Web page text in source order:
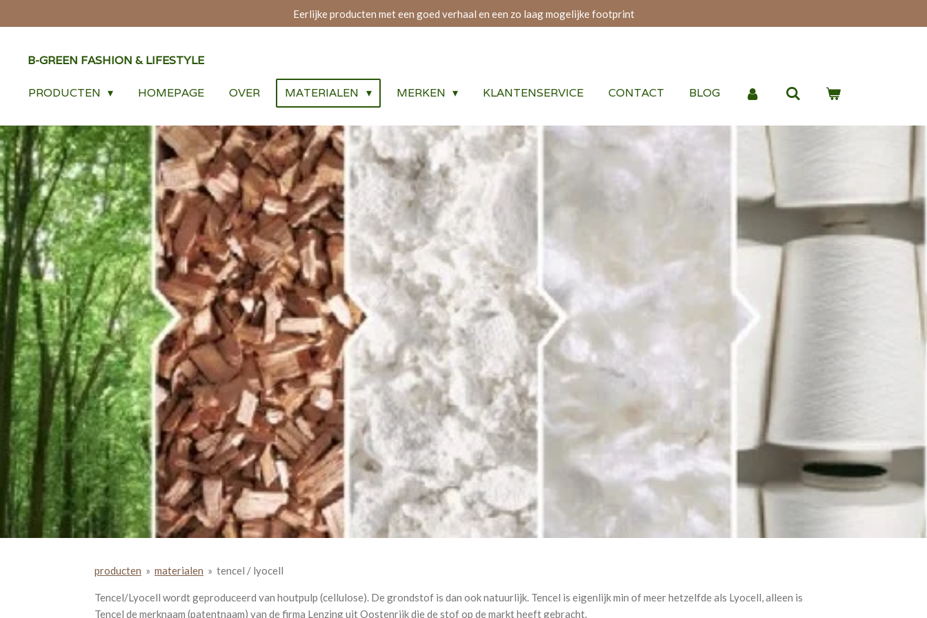
direct
Eerlijke producten met een goed verhaal en een zo laag mogelijke footprint
B-GREEN FASHION & LIFESTYLE
PRODUCTEN HOMEPAGE OVER MATERIALEN MERKEN KLANTENSERVICE CONTACT BLOG
producten » materialen » tencel / lyocell
Tencel/Lyocell wordt geproduceerd van houtpulp (cellulose). De grondstof is dan ook natuurlijk. Tencel is eigenlijk min of meer hetzelfde als Lyocell, alleen is
Tencel de merknaam (patentnaam) van de firma Lenzing uit Oostenrijk die de stof op de markt heeft gebracht.